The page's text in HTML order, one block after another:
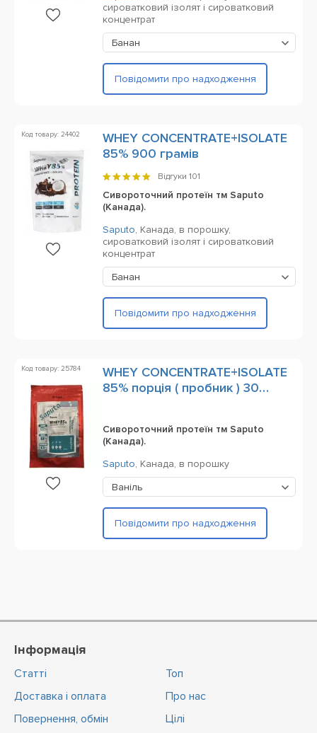
сироватковий ізолят і сироватковий
концентрат
Банан
Повідомити про надходження
Код товару: 24402
WHEY CONCENTRATE+ISOLATE
85% 900 грамів
Відгуки 101
Cивороточний протеїн тм Saputo
(Канада).
Saputo, Канада, в порошку,
сироватковий ізолят і сироватковий
концентрат
Банан
Повідомити про надходження
Код товару: 25784
WHEY CONCENTRATE+ISOLATE
85% порція ( пробник ) 30
Cивороточний протеїн тм Saputo
(Канада).
Saputo, Канада, в порошку
Ваніль
Повідомити про надходження
Інформація
Статті
Доставка і оплата
Повернення, обмін
Топ
Про нас
Цiлi